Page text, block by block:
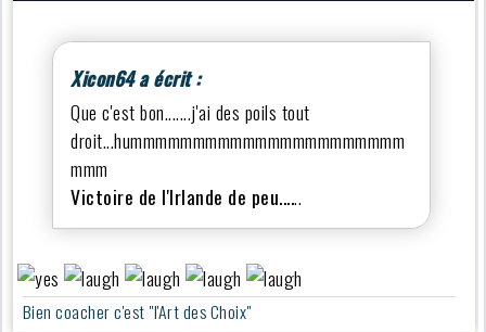
Xicon64 a écrit :
Que c'est bon.......j'ai des poils tout
droit...hummmmmmmmmmmmmmmmmmmmmm
mmm
Victoire de l'Irlande de peu......
Bien coacher c'est "l'Art des Choix"